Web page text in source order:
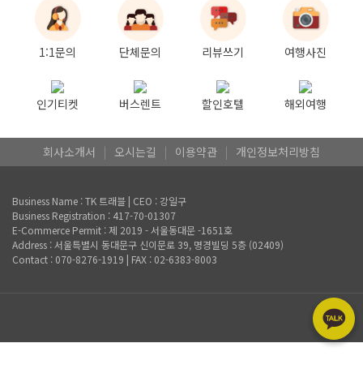
1:1문의 단체문의 리뷰쓰기 여행사진
인기티켓 버스렌트 할인호텔 해외여행
회사소개서 오시는길 이용약관 개인정보처리방침
Business Name : TK 트래블 | CEO : 강일구
Business Registration : 417-70-01307
E-Commerce Permit : 제 2019 - 서울동대문 -1651호
Address : 서울특별시 동대문구 신이문로 39, 명경빌딩 5층 (02409)
Contact : 070-8276-1919 | FAX : 02-6383-8003